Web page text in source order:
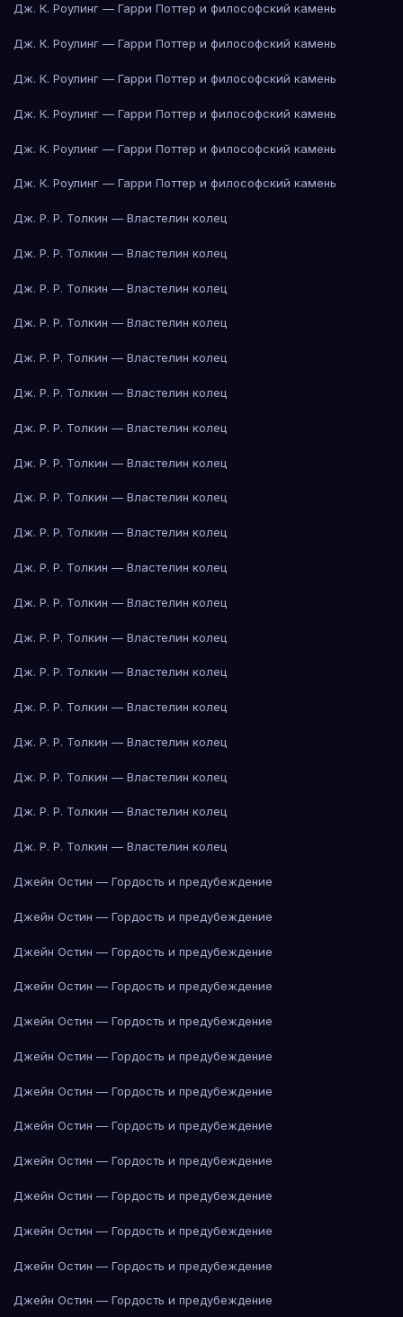
Дж. К. Роулинг — Гарри Поттер и философский камень
Дж. К. Роулинг — Гарри Поттер и философский камень
Дж. К. Роулинг — Гарри Поттер и философский камень
Дж. К. Роулинг — Гарри Поттер и философский камень
Дж. К. Роулинг — Гарри Поттер и философский камень
Дж. К. Роулинг — Гарри Поттер и философский камень
Дж. Р. Р. Толкин — Властелин колец
Дж. Р. Р. Толкин — Властелин колец
Дж. Р. Р. Толкин — Властелин колец
Дж. Р. Р. Толкин — Властелин колец
Дж. Р. Р. Толкин — Властелин колец
Дж. Р. Р. Толкин — Властелин колец
Дж. Р. Р. Толкин — Властелин колец
Дж. Р. Р. Толкин — Властелин колец
Дж. Р. Р. Толкин — Властелин колец
Дж. Р. Р. Толкин — Властелин колец
Дж. Р. Р. Толкин — Властелин колец
Дж. Р. Р. Толкин — Властелин колец
Дж. Р. Р. Толкин — Властелин колец
Дж. Р. Р. Толкин — Властелин колец
Дж. Р. Р. Толкин — Властелин колец
Дж. Р. Р. Толкин — Властелин колец
Дж. Р. Р. Толкин — Властелин колец
Дж. Р. Р. Толкин — Властелин колец
Дж. Р. Р. Толкин — Властелин колец
Джейн Остин — Гордость и предубеждение
Джейн Остин — Гордость и предубеждение
Джейн Остин — Гордость и предубеждение
Джейн Остин — Гордость и предубеждение
Джейн Остин — Гордость и предубеждение
Джейн Остин — Гордость и предубеждение
Джейн Остин — Гордость и предубеждение
Джейн Остин — Гордость и предубеждение
Джейн Остин — Гордость и предубеждение
Джейн Остин — Гордость и предубеждение
Джейн Остин — Гордость и предубеждение
Джейн Остин — Гордость и предубеждение
Джейн Остин — Гордость и предубеждение